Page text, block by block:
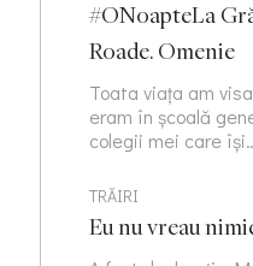
#ONoapteLa
Roade. Omenie
Toata viața am
eram în școală
colegii mei care
TRĂIRI
Eu nu vreau